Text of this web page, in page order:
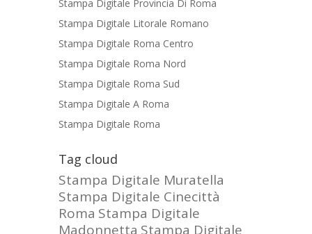
Stampa Digitale Provincia Di Roma
Stampa Digitale Litorale Romano
Stampa Digitale Roma Centro
Stampa Digitale Roma Nord
Stampa Digitale Roma Sud
Stampa Digitale A Roma
Stampa Digitale Roma
Tag cloud
Stampa Digitale Muratella
Stampa Digitale Cinecittà
Roma Stampa Digitale
Madonnetta Stampa Digitale